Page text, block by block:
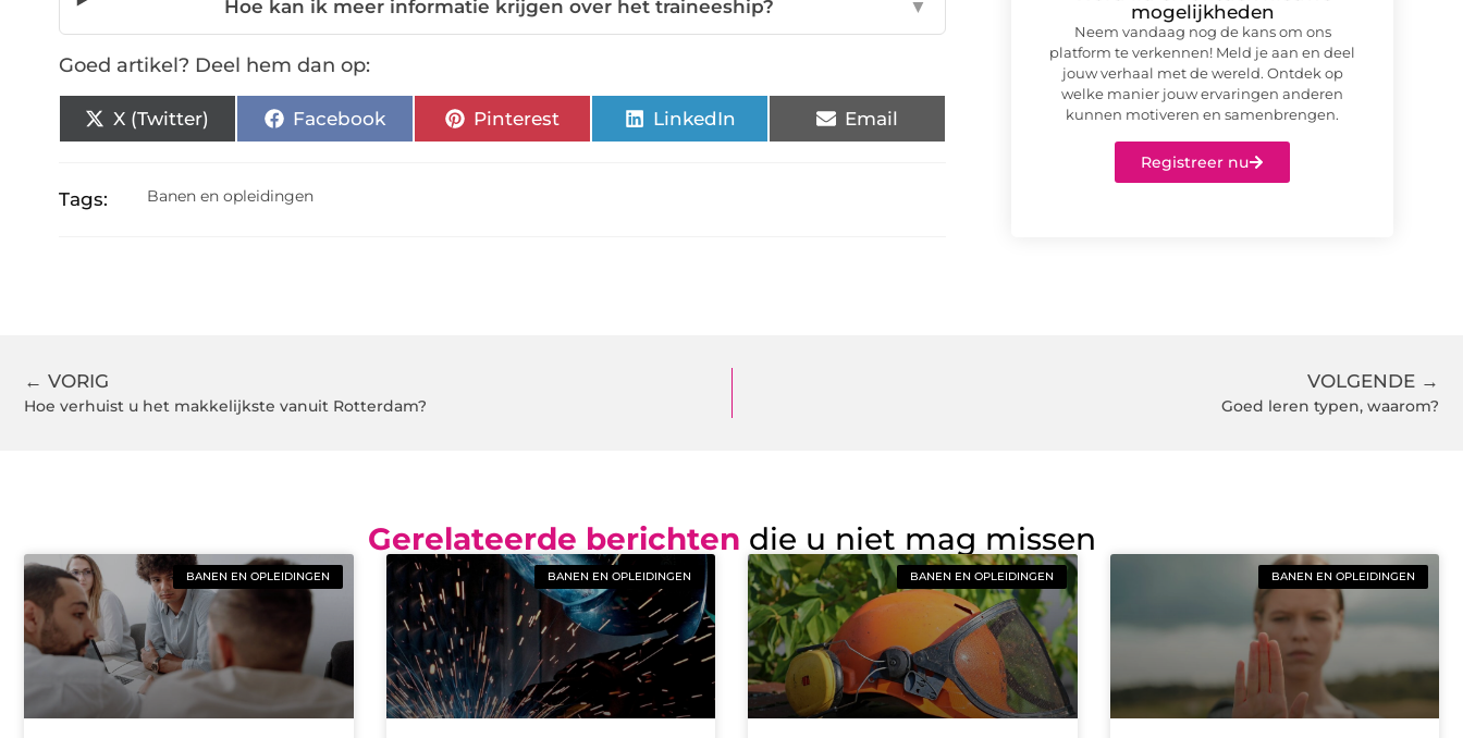
Hoe kan ik meer informatie krijgen over het traineeship? ▼
Goed artikel? Deel hem dan op:
X (Twitter) Facebook Pinterest LinkedIn Email
Tags: Banen en opleidingen
mogelijkheden
Neem vandaag nog de kans om ons
platform te verkennen! Meld je aan en deel
jouw verhaal met de wereld. Ontdek op
welke manier jouw ervaringen anderen
kunnen motiveren en samenbrengen.
Registreer nu
← VORIG
Hoe verhuist u het makkelijkste vanuit Rotterdam?
VOLGENDE →
Goed leren typen, waarom?
Gerelateerde berichten die u niet mag missen
BANEN EN OPLEIDINGEN BANEN EN OPLEIDINGEN BANEN EN OPLEIDINGEN BANEN EN OPLEIDINGEN